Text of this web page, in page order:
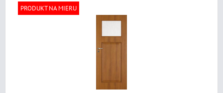
PRODUKT NA MIERU